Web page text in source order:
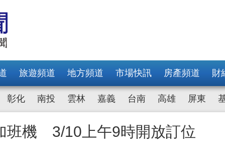
旅遊頻道 地方頻道 市場快訊 房產頻道 財
彰化 南投 雲林 嘉義 台南 高雄 屏東
班機 3/10上午9時開放訂位